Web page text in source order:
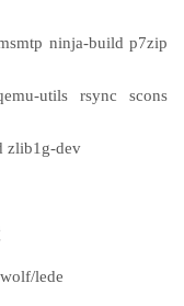
ninja-build p7zip
utils rsync scons
zlib1g-dev
lede